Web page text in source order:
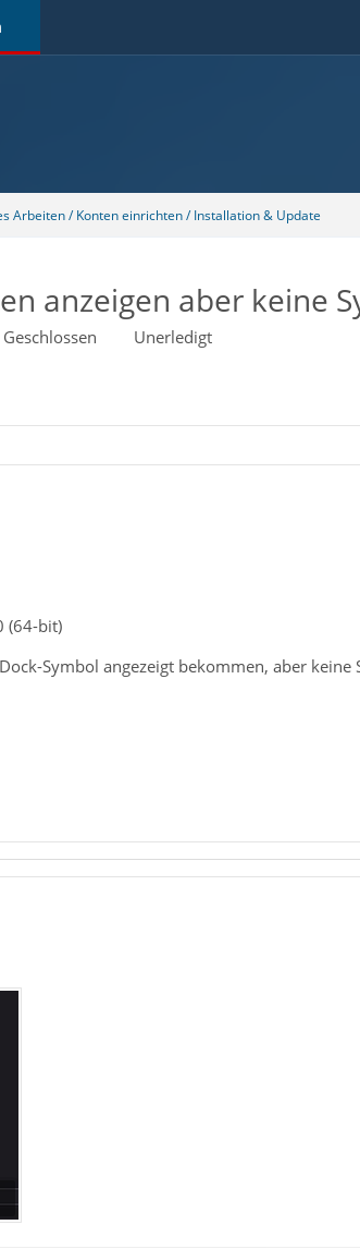
Arbeiten / Konten einrichten / Installation & Update
anzeigen aber keine
Geschlossen Unerledigt
(64-bit)
Symbol angezeigt bekommen, aber keine